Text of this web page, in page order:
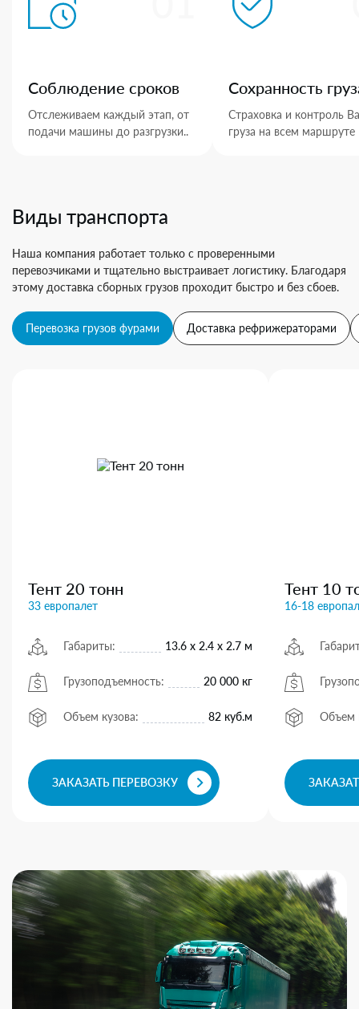
Соблюдение сроков
Отслеживаем каждый этап, от
подачи машины до разгрузки..
Сохранность
Страховка и контроль
груза на всем маршруте
Виды транспорта
Наша компания работает только с проверенными
перевозчиками и тщательно выстраивает логистику. Благодаря
этому доставка сборных грузов проходит быстро и без сбоев.
Перевозка грузов фурами Доставка рефрижераторами
Тент 20 тонн
33 европалет
Габариты: 13.6 х 2.4 х 2.7 м
Грузоподъемность: 20 000 кг
Объем кузова: 82 куб.м
ЗАКАЗАТЬ ПЕРЕВОЗКУ
Тент 10
16-18
Объем